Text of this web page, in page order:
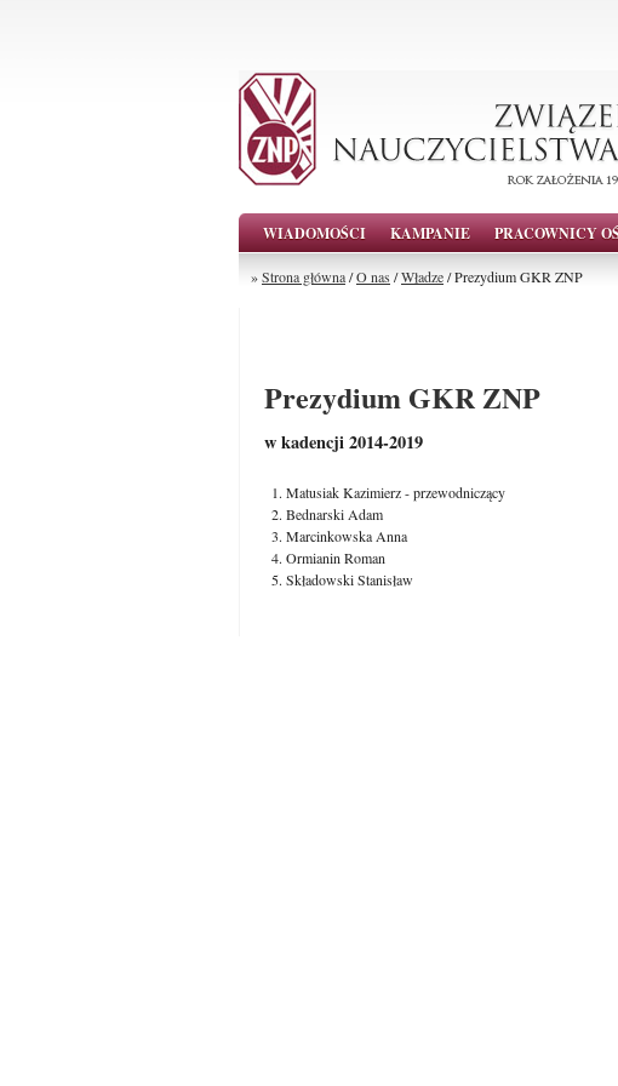
WIADOMOŚCI KAMPANIE PRACOWNICY
»Strona główna/O nas /Władze/ Prezydium GKR ZNP
Prezydium GKR ZNP
w kadencji 2014-2019
Matusiak Kazimierz - przewodniczący
Bednarski Adam
Marcinkowska Anna
Ormianin Roman
Składowski Stanisław